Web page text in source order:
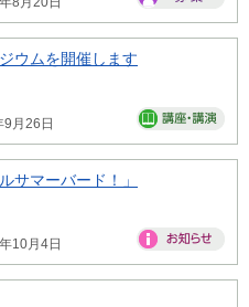
ウムを開催します
月26日
サマーバード！」
10月4日